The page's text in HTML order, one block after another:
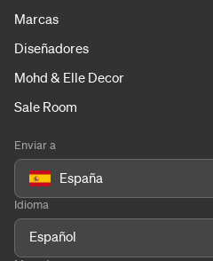
Marcas
Diseñadores
Mohd & Elle Decor
Sale Room
Enviar a
España
Idioma
Español